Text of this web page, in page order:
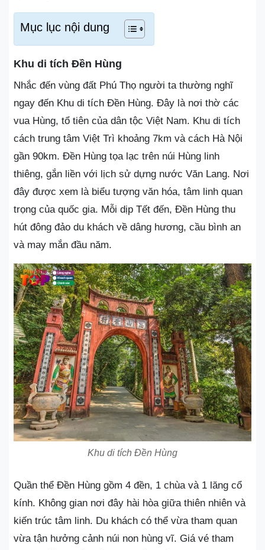
Mục lục nội dung
Khu di tích Đền Hùng
Nhắc đến vùng đất Phú Thọ người ta thường nghĩ
ngay đến Khu di tích Đền Hùng. Đây là nơi thờ các
vua Hùng, tổ tiên của dân tộc Việt Nam. Khu di tích
cách trung tâm Việt Trì khoảng 7km và cách Hà Nội
gần 90km. Đền Hùng tọa lạc trên núi Hùng linh
thiêng, gắn liền với lịch sử dựng nước Văn Lang. Nơi
đây được xem là biểu tượng văn hóa, tâm linh quan
trọng của quốc gia. Mỗi dịp Tết đến, Đền Hùng thu
hút đông đảo du khách về dâng hương, cầu bình an
và may mắn đầu năm.
Khu di tích Đền Hùng
Quần thể Đền Hùng gồm 4 đền, 1 chùa và 1 lăng cổ
kính. Không gian nơi đây hài hòa giữa thiên nhiên và
kiến trúc tâm linh. Du khách có thể vừa tham quan
vừa tận hưởng cảnh núi non hùng vĩ. Giá vé tham